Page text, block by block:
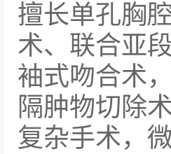
擅长单孔胸
术、联合亚
袖式吻合术
隔肿物切除
复杂手术，